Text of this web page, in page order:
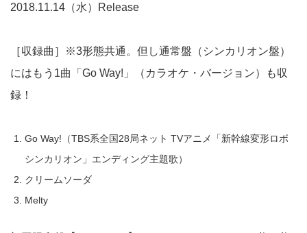
2018.11.14（水）Release
［収録曲］※3形態共通。但し通常盤（シンカリオン盤）
にはもう1曲「Go Way!」（カラオケ・バージョン）も収
録！
Go Way!（TBS系全国28局ネット TVアニメ「新幹線変形ロボ
シンカリオン」エンディング主題歌）
クリームソーダ
Melty